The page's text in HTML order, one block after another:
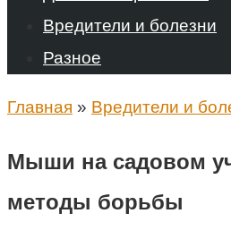
Вредители и болезни
Разное
Главная » Вредители и
Мыши на садовом
методы борьбы